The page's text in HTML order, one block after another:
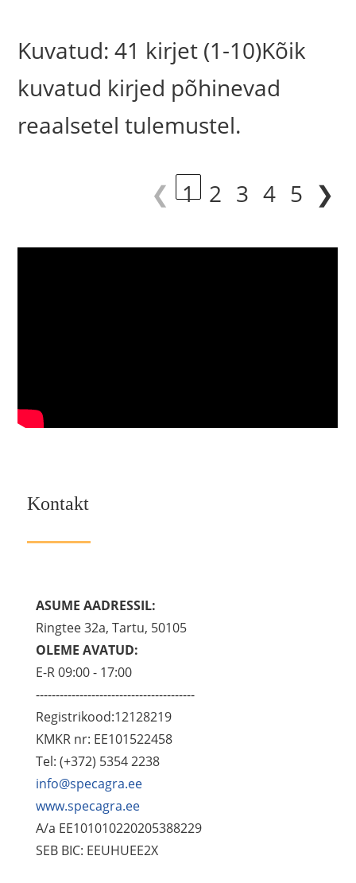
Kuvatud: 41 kirjet (1-10)Kõik
kuvatud kirjed põhinevad
reaalsetel tulemustel.
❮ 1 2 3 4 5 ❯
Kontakt
ASUME AADRESSIL:
Ringtee 32a, Tartu, 50105
OLEME AVATUD:
E-R 09:00 - 17:00
----------------------------------------
Registrikood:12128219
KMKR nr: EE101522458
Tel: (+372) 5354 2238
info@specagra.ee
www.specagra.ee
A/a EE101010220205388229
SEB BIC: EEUHUEE2X